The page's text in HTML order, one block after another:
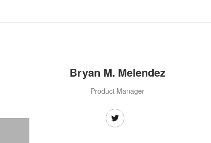
Bryan M. Melendez
Product Manager